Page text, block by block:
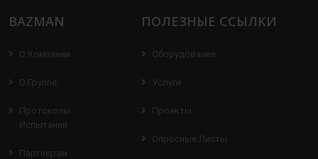
BAZMAN
О Компании
О Группе
Протоколы
Испытаний
Партнерам
ПОЛЕЗНЫЕ ССЫЛКИ
Оборудование
Услуги
Проекты
Опросные Листы